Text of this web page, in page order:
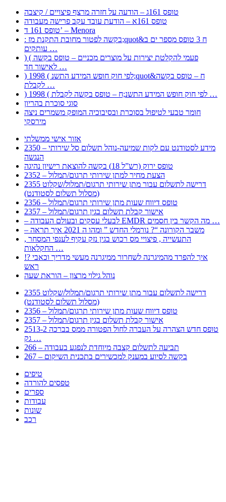
טופס 161ג – הודעה על חזרה מרצף פיצויים / קיצבה
טופס 161א – הודעת עובד עקב פרישה מעבודה
טופס 161 ד’ – Menora
: בקשה לפטור מחובת התקנת מז;quot&ח 3 טופס מספר ים ב
עותקים …
) ( פעמי להקלטת יצירות על מוצרים מכניים – טופס בקשה
לאישור חד …
) 1998 ( לפי חוק חופש המידע התשנ;quot&ח – טופס בקשה
לקבלת …
) 1998 ( לפי חוק חופש המידע התשנ;ח – טופס בקשה לקבלת …
סוגי סוכרת בהריון
חומר טבעי לטיפול בסוכרת ובסיבוכיה המופק משמרים ניצה
מירסקי
אזור אישי ממשלתי
2350 – מידע לסטודנט עם לקות שמיעה-נוהל תשלום סל שירותי
הנגשה
טופס ירוק (רש”ל 18) בקשה להוצאת רישיון נהיגה
2352 – הצעת מחיר למתן שירותי תרגום/תמלול
2355 דרישה לתשלום עבור מתן שירותי תרגום/תמלול/שקלוט
(מסלול תשלום לסטודנט)
2356 – טופס דיווח שעות מתן שירותי תרגום/תמלול
2357 – אישור קבלת תשלום בגין תרגום/תמלול
– לבעלי עסקים ובעולם העבודה EMDR מה הקשר בין חסמים …
– משבר הקורונה “? נורמלי החדש ” ומהו ה 2021 איך תראה
, התעשייה , פיצויי מס רכוש בגין נזק עקיף לענפי המסחר
החקלאות …
!? איך להפרד מהמיגרנה לשחרור ממיגרנה מעשי מדריך וכאבי
ראש
נוהל גילוי מרצון – הוראת שעה
2355 דרישה לתשלום עבור מתן שירותי תרגום/תמלול/שקלוט
(מסלול תשלום לסטודנט)
2356 – טופס דיווח שעות מתן שירותי תרגום/תמלול
2357 – אישור קבלת תשלום בגין תרגום/תמלול
2513-2 טופס חדש הצהרה על העברה לחול הפטורה ממס בברכה
גק …
266 – תביעה לתשלום קצבה מיוחדת לנפגע בעבודה
267 – בקשה לסיוע במענק למכשירים בתכנית השיקום
טיפים
טפסים להורדה
ספרים
עבודות
שונות
רכב